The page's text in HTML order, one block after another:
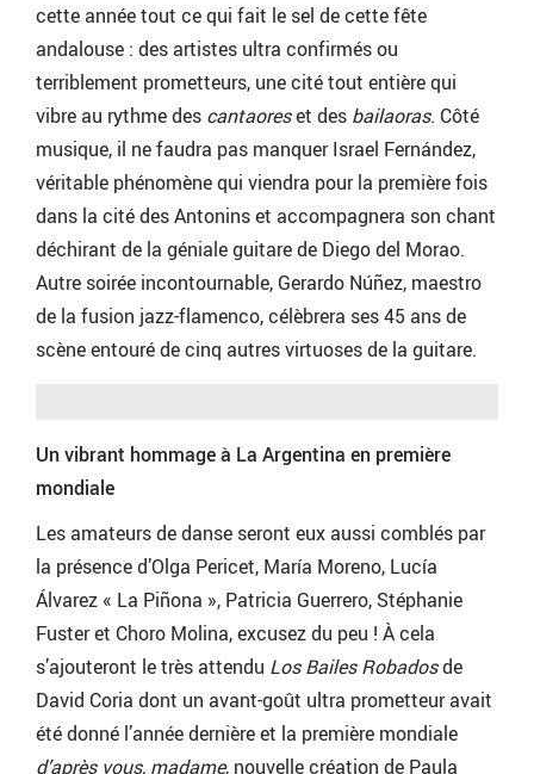
cette année tout ce qui fait le sel de cette fête
andalouse : des artistes ultra confirmés ou
terriblement prometteurs, une cité tout entière qui
vibre au rythme des cantaoreset des bailaoras. Côté
musique, il ne faudra pas manquer Israel Fernández,
véritable phénomène qui viendra pour la première fois
dans la cité des Antonins et accompagnera son chant
déchirant de la géniale guitare de Diego del Morao.
Autre soirée incontournable, Gerardo Núñez, maestro
de la fusion jazz-flamenco, célèbrera ses 45 ans de
scène entouré de cinq autres virtuoses de la guitare.
Un vibrant hommage à La Argentina en première
mondiale
Les amateurs de danse seront eux aussi comblés par
la présence d’Olga Pericet, María Moreno, Lucía
Álvarez « La Piñona », Patricia Guerrero, Stéphanie
Fuster et Choro Molina, excusez du peu ! À cela
s’ajouteront le très attendu Los Bailes Robadosde
David Coria dont un avant-goût ultra prometteur avait
été donné l’année dernière et la première mondiale
d’après vous, madame, nouvelle création de Paula